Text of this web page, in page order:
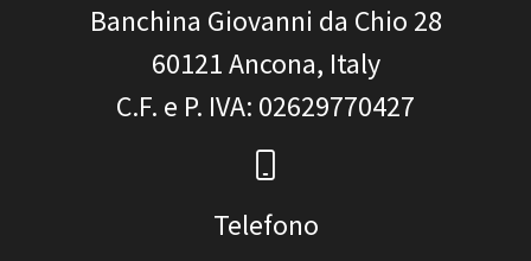
Banchina Giovanni da Chio 28
60121Ancona, Italy
C.F. e P. IVA: 02629770427
Telefono